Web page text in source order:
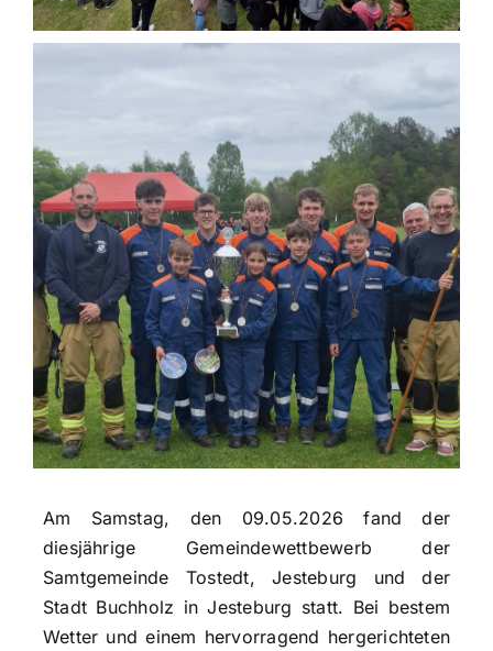
Am Samstag, den 09.05.2026 fand der
diesjährige Gemeindewettbewerb der
Samtgemeinde Tostedt, Jesteburg und der
Stadt Buchholz in Jesteburg statt. Bei bestem
Wetter und einem hervorragend hergerichteten